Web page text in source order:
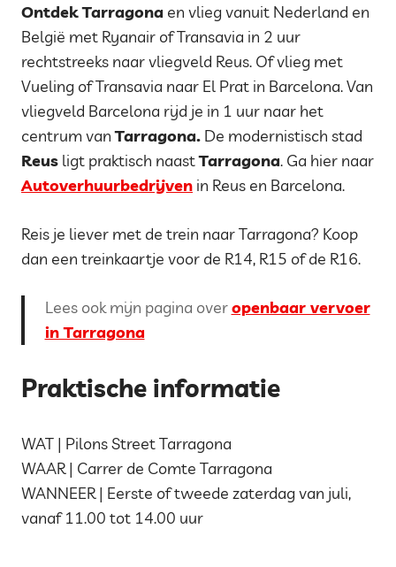
Ontdek Tarragona en vlieg vanuit Nederland en
België met Ryanair of Transavia in 2 uur
rechtstreeks naar vliegveld Reus. Of vlieg met
Vueling of Transavia naar El Prat in Barcelona. Van
vliegveld Barcelona rijd je in 1 uur naar het
centrum vanTarragona. De modernistisch stad
Reus ligt praktisch naastTarragona. Ga hier naar
Autoverhuurbedrijven in Reus en Barcelona.
Reis je liever met de trein naar Tarragona? Koop
dan een treinkaartje voor de R14, R15 of de R16.
Lees ook mijn pagina overopenbaar vervoer
in Tarragona
Praktische informatie
WAT | Pilons Street Tarragona
WAAR | Carrer de Comte Tarragona
WANNEER | Eerste of tweede zaterdag van juli,
vanaf 11.00 tot 14.00 uur